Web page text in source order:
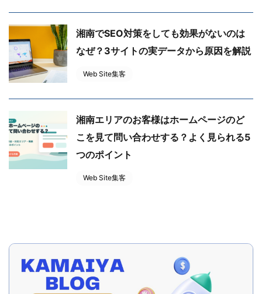
湘南でSEO対策をしても効果がないのは
なぜ？3サイトの実データから原因を解説
Web Site集客
湘南エリアのお客様はホームページのど
こを見て問い合わせする？よく見られる5
つのポイント
Web Site集客